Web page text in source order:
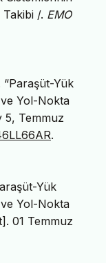
/. EMO
Yük
Yol-Nokta
5, Temmuz
.
Yük
Yol-Nokta
01 Temmuz